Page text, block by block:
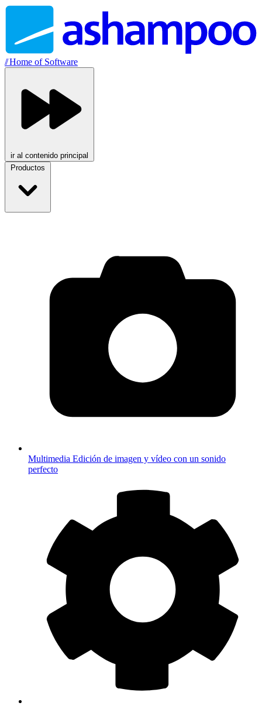
//Home of Software
ir al contenido principal
Productos
Multimedia Edición de imagen y vídeo con un sonido
perfecto